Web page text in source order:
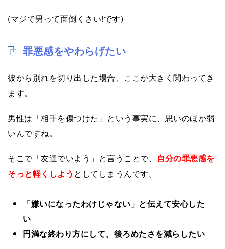
(マジで男って面倒くさい!です)
罪悪感をやわらげたい
彼から別れを切り出した場合、ここが大きく関わってき
ます。
男性は「相手を傷つけた」という事実に、思いのほか弱
いんですね。
そこで「友達でいよう」と言うことで、 自分の罪悪感を
そっと軽くしよう としてしまうんです。
「嫌いになったわけじゃない」と伝えて安心した
い
円満な終わり方にして、後ろめたさを減らしたい